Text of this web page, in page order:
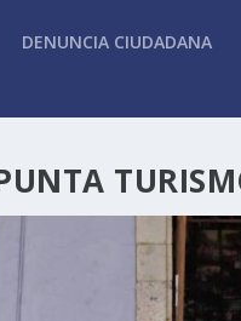
DENUNCIA CIUDADANA